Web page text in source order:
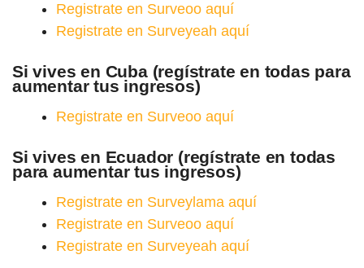
Registrate en Surveoo aquí
Registrate en Surveyeah aquí
Si vives en Cuba (regístrate en todas para
aumentar tus ingresos)
Registrate en Surveoo aquí
Si vives en Ecuador (regístrate en todas
para aumentar tus ingresos)
Registrate en Surveylama aquí
Registrate en Surveoo aquí
Registrate en Surveyeah aquí